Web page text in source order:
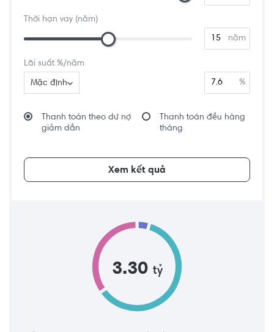
Thời hạn vay (năm)
năm
Lãi suất %/năm
Mặc định %
Thanh toán theo dư nợ
giảm dần
Thanh toán đều hàng
tháng
Xem kết quả
3.30 tỷ